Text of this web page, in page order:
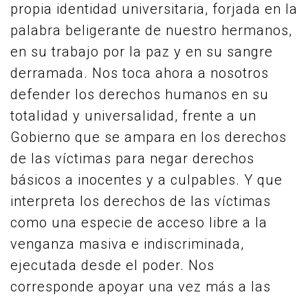
propia identidad universitaria, forjada en la
palabra beligerante de nuestro hermanos,
en su trabajo por la paz y en su sangre
derramada. Nos toca ahora a nosotros
defender los derechos humanos en su
totalidad y universalidad, frente a un
Gobierno que se ampara en los derechos
de las víctimas para negar derechos
básicos a inocentes y a culpables. Y que
interpreta los derechos de las víctimas
como una especie de acceso libre a la
venganza masiva e indiscriminada,
ejecutada desde el poder. Nos
corresponde apoyar una vez más a las